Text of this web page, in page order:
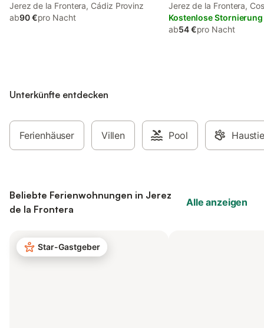
kinderfreundlich
Jerez de la Frontera, Cádiz Provinz
ab90 €pro Nacht
Jerez de la Frontera,
Kostenlose Stornierung
ab54 €pro Nacht
Unterkünfte entdecken
Ferienhäuser Villen Pool
Beliebte Ferienwohnungen in Jerez
de la Frontera
Alle anzeigen
Star-Gastgeber